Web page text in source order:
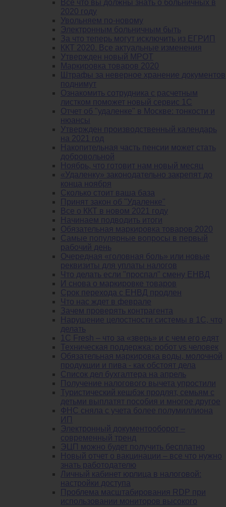
Все что вы должны знать о больничных в
2020 году
Увольняем по-новому
Электронным больничным быть
За что теперь могут исключить из ЕГРИП
ККТ 2020. Все актуальные изменения
Утвержден новый МРОТ
Маркировка товаров 2020
Штрафы за неверное хранение документов
поднимут
Ознакомить сотрудника с расчетным
листком поможет новый сервис 1С
Отчет об "удаленке" в Москве: тонкости и
нюансы
Утвержден производственный календарь
на 2021 год
Накопительная часть пенсии может стать
добровольной
Ноябрь, что готовит нам новый месяц
«Удаленку» законодательно закрепят до
конца ноября
Сколько стоит ваша база
Принят закон об "Удаленке"
Все о ККТ в новом 2021 году
Начинаем подводить итоги
Обязательная маркировка товаров 2020
Самые популярные вопросы в первый
рабочий день
Очередная «головная боль» или новые
реквизиты для уплаты налогов
Что делать если "проспал" смену ЕНВД
И снова о маркировке товаров
Срок перехода с ЕНВД продлен
Что нас ждет в феврале
Зачем проверять контрагента
Нарушение целостности системы в 1С, что
делать
1С Fresh – что за «зверь» и с чем его едят
Техническая поддержка: робот vs человек
Обязательная маркировка воды, молочной
продукции и пива - как обстоят дела
Список дел бухгалтера на апрель
Получение налогового вычета упростили
Туристический кешбэк продлят, семьям с
детьми выплатят пособия и многое другое
ФНС сняла с учета более полумиллиона
ИП
Электронный документооборот –
современный тренд
ЭЦП можно будет получить бесплатно
Новый отчет о вакцинации – все что нужно
знать работодателю
Личный кабинет юрлица в налоговой:
настройки доступа
Проблема масштабирования RDP при
использовании мониторов высокого